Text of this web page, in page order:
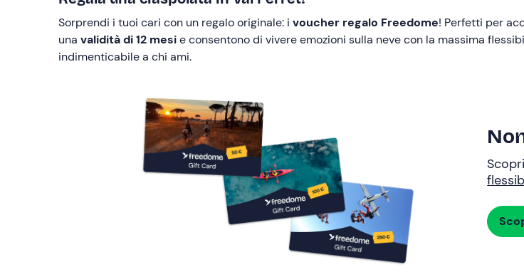
Sorprendi i tuoi cari con un regalo originale: i voucher regalo Freedome! Perfetti per
una validità di 12 mesie consentono di vivere emozioni sulla neve con la massima
indimenticabile a chi ami.